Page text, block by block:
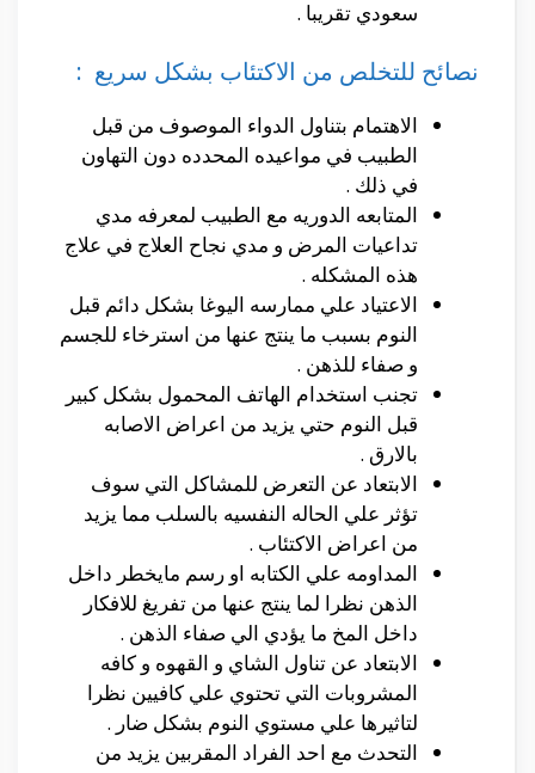
سعودي تقريبا .
نصائح للتخلص من الاكتئاب بشكل سريع :
الاهتمام بتناول الدواء الموصوف من قبل
الطبيب في مواعيده المحدده دون التهاون
في ذلك .
المتابعه الدوريه مع الطبيب لمعرفه مدي
تداعيات المرض و مدي نجاح العلاج في علاج
هذه المشكله .
الاعتياد علي ممارسه اليوغا بشكل دائم قبل
النوم بسبب ما ينتج عنها من استرخاء للجسم
و صفاء للذهن .
تجنب استخدام الهاتف المحمول بشكل كبير
قبل النوم حتي يزيد من اعراض الاصابه
بالارق .
الابتعاد عن التعرض للمشاكل التي سوف
تؤثر علي الحاله النفسيه بالسلب مما يزيد
من اعراض الاكتئاب .
المداومه علي الكتابه او رسم مايخطر داخل
الذهن نظرا لما ينتج عنها من تفريغ للافكار
داخل المخ ما يؤدي الي صفاء الذهن .
الابتعاد عن تناول الشاي و القهوه و كافه
المشروبات التي تحتوي علي كافيين نظرا
لتاثيرها علي مستوي النوم بشكل ضار .
التحدث مع احد الفراد المقربين يزيد من